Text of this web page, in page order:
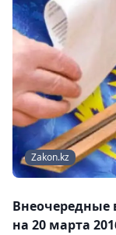
Zakon.kz
на 20 марта